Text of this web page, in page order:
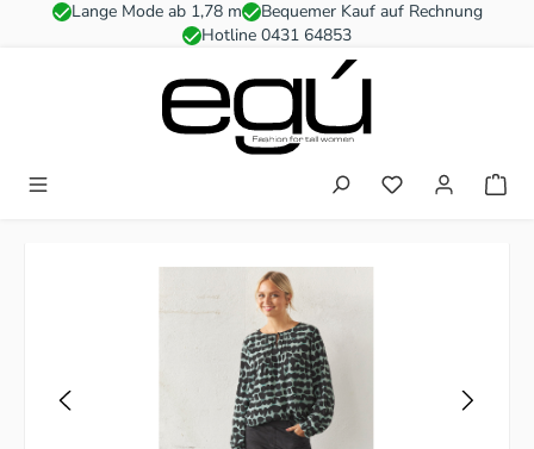
Zum Hauptinhalt springen
Lange Mode ab 1,78 m
Bequemer Kauf auf Rechnung
Hotline 0431 64853
Du hast 0